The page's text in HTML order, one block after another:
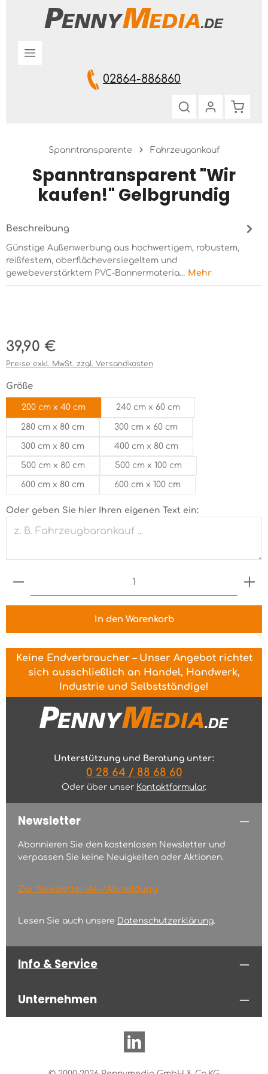
Zum Hauptinhalt springen
02864-886860
Spanntransparente Fahrzeugankauf
Spanntransparent "Wir
kaufen!" Gelbgrundig
Beschreibung
Günstige Außenwerbung aus hochwertigem, robustem,
reißfestem, oberflächeversiegeltem und
gewebeverstärktem PVC-Bannermateria… Mehr
Regulärer Preis:
39,90 €
Preise exkl. MwSt. zzgl. Versandkosten
Größeauswählen
200 cm x 40 cm 240 cm x 60 cm
280 cm x 80 cm 300 cm x 60 cm
300 cm x 80 cm 400 cm x 80 cm
500 cm x 80 cm 500 cm x 100 cm
600 cm x 80 cm 600 cm x 100 cm
Oder geben Sie hier Ihren eigenen Text ein:
Produkt Anzahl: Gib den gewünschten Wert
In den Warenkorb
Keine Endverbraucher – Unser Angebot richtet
sich ausschließlich an Handel, Handwerk,
Industrie und Selbstständige!
Unterstützung und Beratung unter:
0 28 64 / 88 68 60
Oder über unser Kontaktformular.
Newsletter
Abonnieren Sie den kostenlosen Newsletter und
verpassen Sie keine Neuigkeiten oder Aktionen.
Zur Newsletter-An-/Abmeldung
Lesen Sie auch unsere Datenschutzerklärung.
Info & Service
Unternehmen